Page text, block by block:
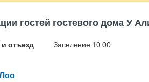
гостей гостевого дома У
и отъезд Заселение 10:00